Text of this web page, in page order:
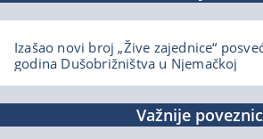
Izašao novi broj „Žive zajednice“
godina Dušobrižništva u Njemačkoj
Važnije